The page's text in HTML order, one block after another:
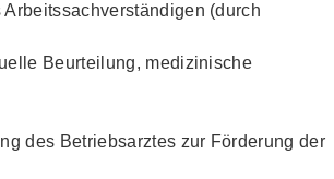
(durch
Beurteilung, medizinische
des Betriebsarztes zur Förderung der